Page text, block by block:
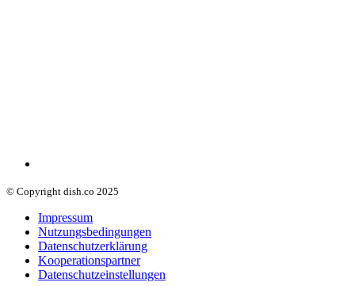
© Copyright dish.co 2025
Impressum
Nutzungsbedingungen
Datenschutzerklärung
Kooperationspartner
Datenschutzeinstellungen